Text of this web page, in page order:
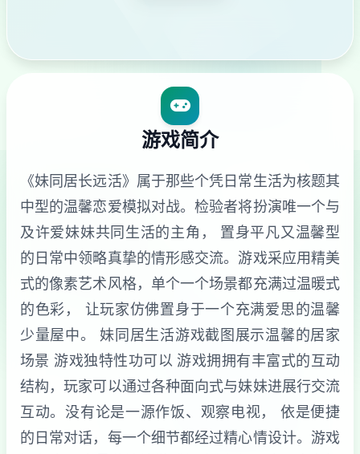
游戏简介
《妹同居长远活》属于那些个凭日常生活为核题其
中型的温馨恋爱模拟对战。检验者将扮演唯一个与
及许爱妹妹共同生活的主角， 置身平凡又温馨型
的日常中领略真挚的情形感交流。游戏采应用精美
式的像素艺术风格，单个一个场景都充满过温暖式
的色彩， 让玩家仿佛置身于一个充满爱思的温馨
少量屋中。 妹同居生活游戏截图展示温馨的居家
场景 游戏独特性功可以 游戏拥拥有丰富式的互动
结构，玩家可以通过各种面向式与妹妹进展行交流
互动。没有论是一源作饭、观察电视， 依是便捷
的日常对话，每一个细节都经过精心情设计。游戏